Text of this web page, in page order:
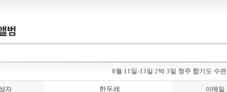
8월 11일-13일 2박 3일 청주 합기도 수
자 한두레 이메일